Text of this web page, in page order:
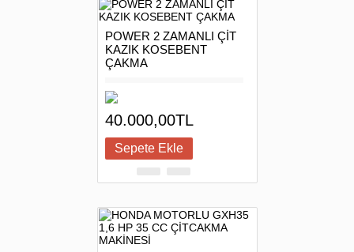
POWER 2 ZAMANLI ÇİT
KAZIK KOSEBENT
ÇAKMA
40.000,00TL